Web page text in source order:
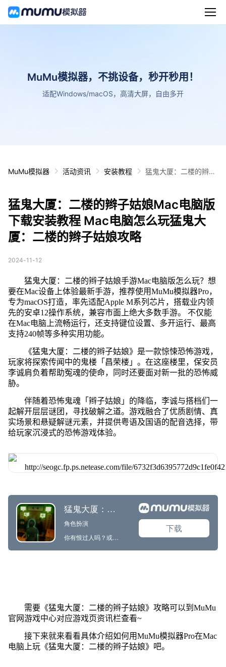
MuMu模拟器，不挑设备，秒开秒用！
适配Windows/macOS，高清大屏，自由多开
MuMu模拟器 活动资讯 安装教程
猛鬼大厦：二楼的辫子
猛鬼大厦：二楼的辫子
姑娘攻略
猛鬼大厦：二楼的辫子姑娘Mac电脑版
下载安装教程 Mac电脑怎么玩猛鬼大
厦：二楼的辫子姑娘攻略
2024-11-12
猛鬼大厦：二楼的辫子姑娘手游Mac电脑版怎么玩？想
要在Mac设备上体验最新手游，推荐使用MuMu模拟器Pro，
专为macOS打造，率先适配Apple M系列芯片，搭载业内领
先的安卓12操作系统，兼容市面上绝大多数手游。 不仅能
在Mac电脑上流畅运行，还支持键位设置、多开运行、最高
支持240帧等多种实用功能。
《猛鬼大厦：二楼的辫子姑娘》是一款惊悚恐怖游戏，
玩家将探索传闻中的鬼楼「昌荣楼」。在这座楼里，保安员
李诚肩负着帮助冤魂的使命，同时还要面对新一批的恐怖威
胁。
伴随着恐怖鬼魂「辫子姑娘」的降临，李诚与搭档们一
起解开层层谜团，寻找破解之道。游戏融合了优质剧情、真
实场景和悬疑解谜元素，并提供粤语及国语的配音选择，带
给玩家沉浸式的恐怖游戏体验。
需要《猛鬼大厦：二楼的辫子姑娘》攻略可以到MuMu
官网游戏中心对应游戏页资讯栏查看~
接下来就来看看具体介绍如何用MuMu模拟器Pro在Mac
电脑上玩《猛鬼大厦：二楼的辫子姑娘》吧。